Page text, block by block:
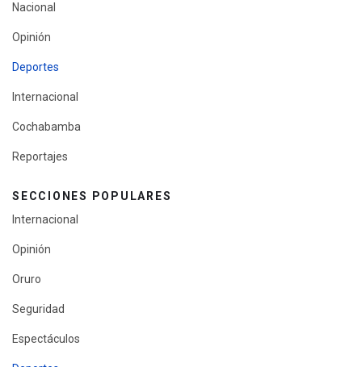
Nacional
Opinión
Deportes
Internacional
Cochabamba
Reportajes
SECCIONES POPULARES
Internacional
Opinión
Oruro
Seguridad
Espectáculos